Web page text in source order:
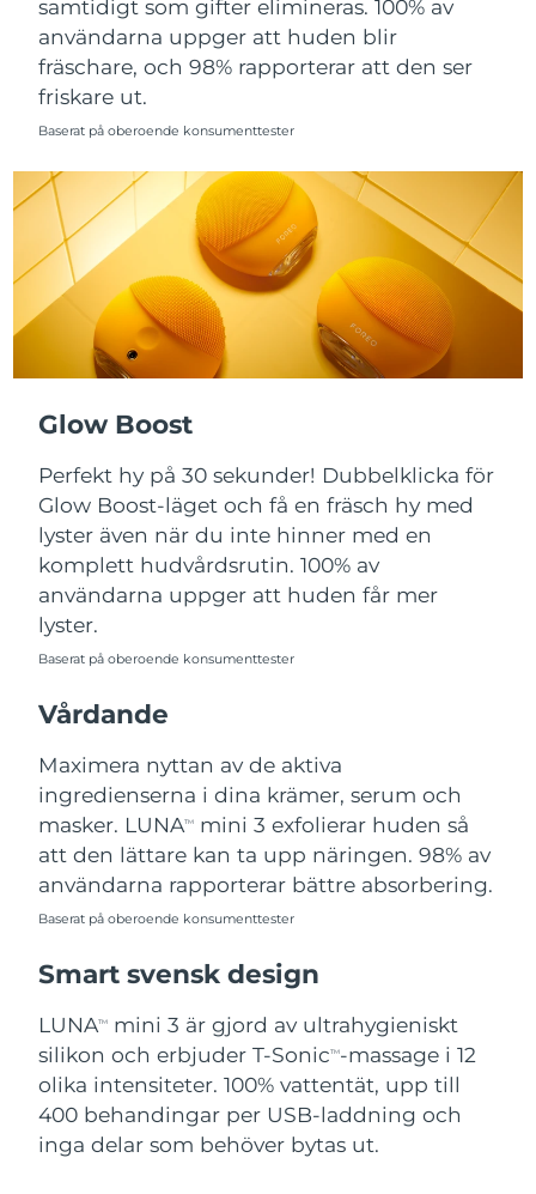
samtidigt som gifter elimineras. 100% av
användarna uppger att huden blir
fräschare, och 98% rapporterar att den ser
friskare ut.
Baserat på oberoende konsumenttester
Glow Boost
Perfekt hy på 30 sekunder! Dubbelklicka för
Glow Boost-läget och få en fräsch hy med
lyster även när du inte hinner med en
komplett hudvårdsrutin. 100% av
användarna uppger att huden får mer
lyster.
Baserat på oberoende konsumenttester
Vårdande
Maximera nyttan av de aktiva
ingredienserna i dina krämer, serum och
masker. LUNATM
mini 3 exfolierar huden så
att den lättare kan ta upp näringen. 98% av
användarna rapporterar bättre absorbering.
Baserat på oberoende konsumenttester
Smart svensk design
LUNATM
mini 3 är gjord av ultrahygieniskt
silikon och erbjuder T-SonicTM-massage i 12
olika intensiteter. 100% vattentät, upp till
400 behandingar per USB-laddning och
inga delar som behöver bytas ut.
Singapore Förväntad leverans13/08/2026
Slovakien Förväntad leverans11/08/2026
Slovenien
Sydafrika Förväntad leverans
Sydkorea Förväntad leverans13/08/2026
Spanien Förväntad leverans11/08/2026
Sverige Förväntad leverans11/08/2026
Thailand Förväntad leverans15/08/2026
Turkiet Förväntad leverans
Förenade
Arabemiraten
Storbritannien
USA Förväntad leverans
Uzbekistan Förväntad leverans16/08/2026
Vietnam Förväntad leverans17/08/2026